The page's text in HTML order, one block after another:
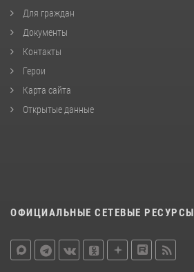
Для граждан
Документы
Контакты
Герои
Карта сайта
Открытые данные
ОФИЦИАЛЬНЫЕ СЕТЕВЫЕ РЕСУРСЫ